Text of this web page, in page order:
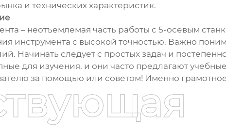
и технических характеристик.
– неотъемлемая часть работы с 5-осевым
инструмента с высокой точностью. Важно
Начинать следует с простых задач и
для изучения, и они часто предлагают
за помощью или советом! Именно